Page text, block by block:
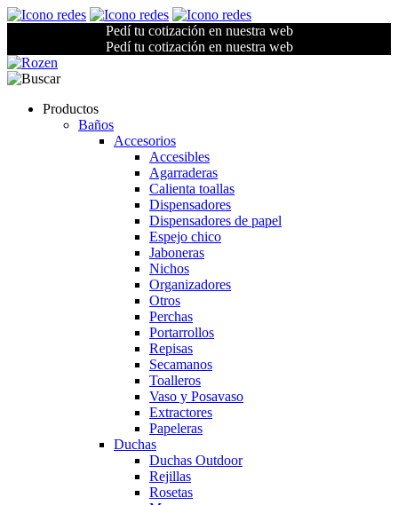
Pedí tu cotización en nuestra web
Pedí tu cotización en nuestra web
Productos
Baños
Accesorios
Accesibles
Agarraderas
Calienta toallas
Dispensadores
Dispensadores de papel
Espejo chico
Jaboneras
Nichos
Organizadores
Otros
Perchas
Portarrollos
Repisas
Secamanos
Toalleros
Vaso y Posavaso
Extractores
Papeleras
Duchas
Duchas Outdoor
Rejillas
Rosetas